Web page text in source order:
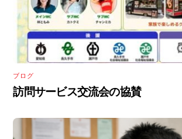
ブログ
訪問サービス交流会の協賛